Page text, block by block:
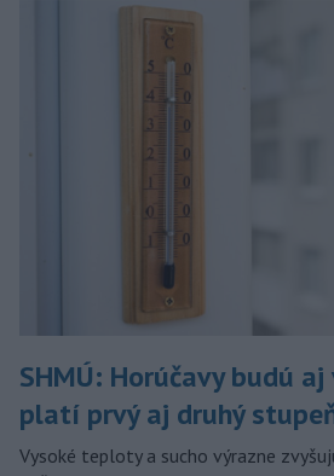
SHMÚ: Horúčavy budú
platí prvý aj druhý
Vysoké teploty a sucho výrazne